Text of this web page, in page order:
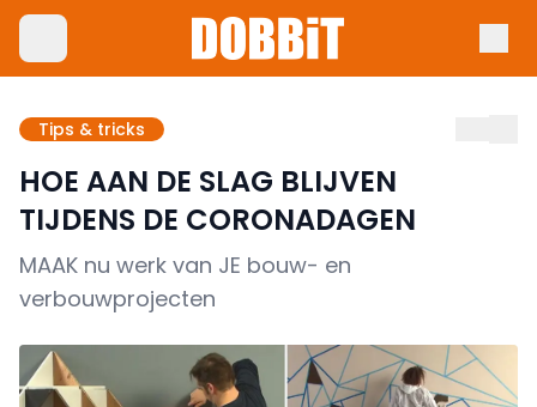
Tips & tricks
HOE AAN DE SLAG BLIJVEN
TIJDENS DE CORONADAGEN
MAAK nu werk van JE bouw- en
verbouwprojecten